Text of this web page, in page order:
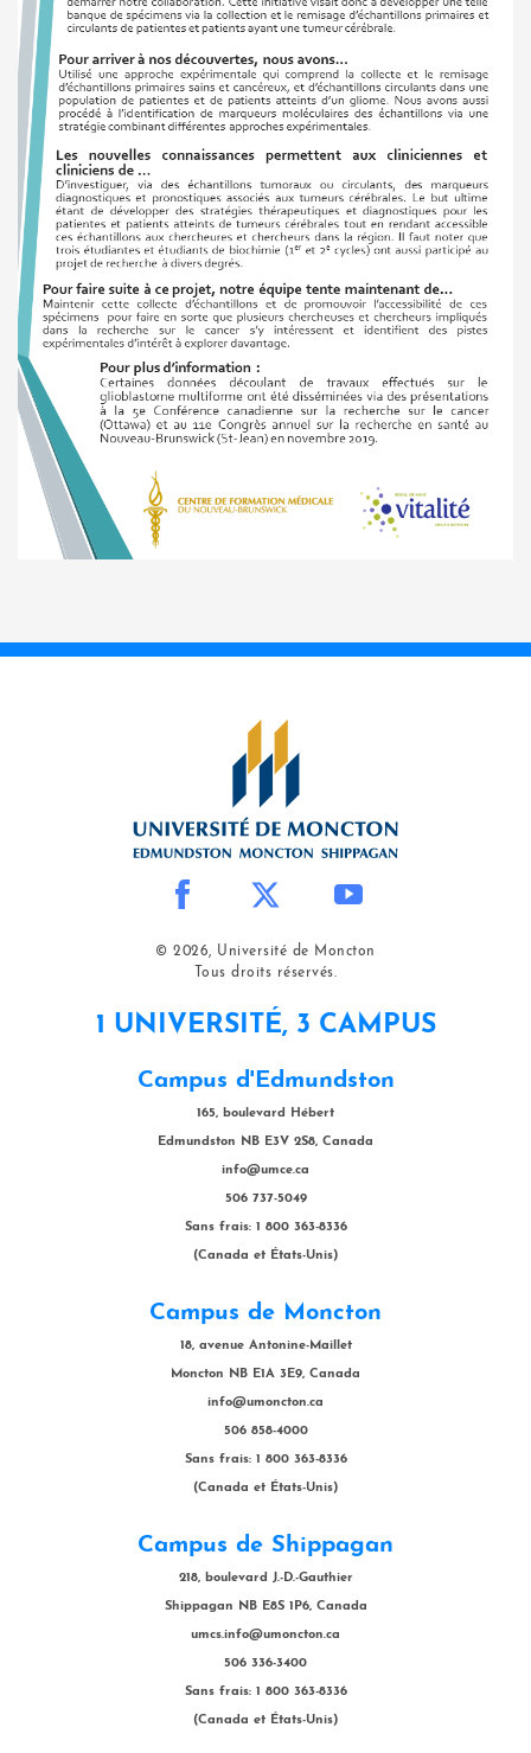
© 2026, Université de Moncton
Tous droits réservés.
1 UNIVERSITÉ, 3 CAMPUS
Campus d'Edmundston
165, boulevard Hébert
Edmundston NB E3V 2S8, Canada
info@umce.ca
506 737-5049
Sans frais: 1 800 363-8336
(Canada et États-Unis)
Campus de Moncton
18, avenue Antonine-Maillet
Moncton NB E1A 3E9, Canada
info@umoncton.ca
506 858-4000
Sans frais: 1 800 363-8336
(Canada et États-Unis)
Campus de Shippagan
218, boulevard J.-D.-Gauthier
Shippagan NB E8S 1P6, Canada
umcs.info@umoncton.ca
506 336-3400
Sans frais: 1 800 363-8336
(Canada et États-Unis)